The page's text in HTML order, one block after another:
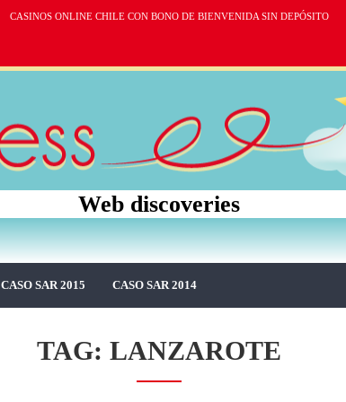
CASINOS ONLINE CHILE CON BONO DE BIENVENIDA SIN DEPÓSITO
Web discoveries
CASO SAR 2015 CASO SAR 2014
TAG: LANZAROTE